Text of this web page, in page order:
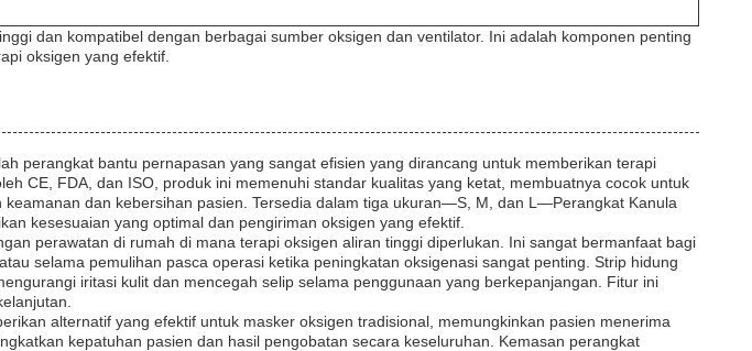
dan kompatibel dengan berbagai sumber oksigen dan ventilator. Ini adalah komponen penting
oksigen yang efektif.
perangkat bantu pernapasan yang sangat efisien yang dirancang untuk memberikan terapi
CE, FDA, dan ISO, produk ini memenuhi standar kualitas yang ketat, membuatnya cocok untuk
dan kebersihan pasien. Tersedia dalam tiga ukuran—S, M, dan L—Perangkat Kanula
kesesuaian yang optimal dan pengiriman oksigen yang efektif.
perawatan di rumah di mana terapi oksigen aliran tinggi diperlukan. Ini sangat bermanfaat bagi
selama pemulihan pasca operasi ketika peningkatan oksigenasi sangat penting. Strip hidung
iritasi kulit dan mencegah selip selama penggunaan yang berkepanjangan. Fitur ini
alternatif yang efektif untuk masker oksigen tradisional, memungkinkan pasien menerima
kepatuhan pasien dan hasil pengobatan secara keseluruhan. Kemasan perangkat